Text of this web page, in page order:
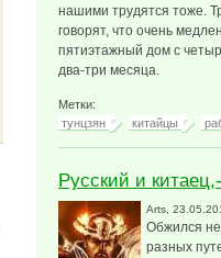
нашими трудятся тоже.
говорят, что очень
пятиэтажный дом с
два-три месяца.
Метки:
тунцзян
китайцы
Русский и
Arts ,
Обжился
разных